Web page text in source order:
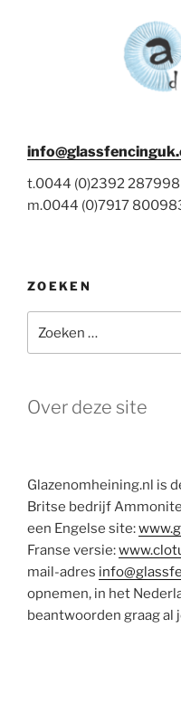
t.0044 (0)2392 287998
m.0044 (0)7917
ZOEKEN
naar:
Over deze site
Glazenomheining.nl is
Britse bedrijf
een Engelse site:
Franse versie:
mail-adres
opnemen, in het
beantwoorden graag al